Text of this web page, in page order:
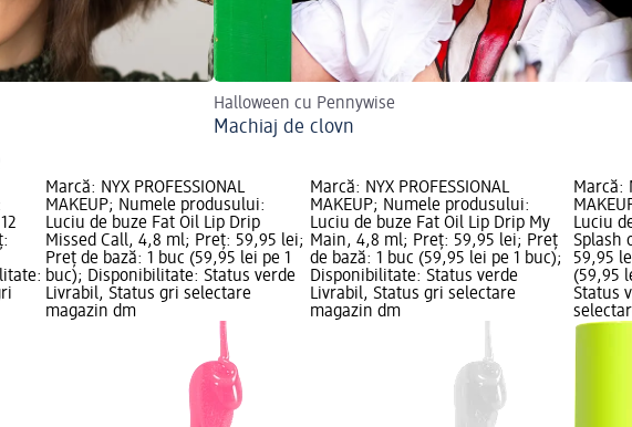
Halloween cu Pennywise
Machiaj de clovn
Marcă: NYX PROFESSIONAL
MAKEUP; Numele produsului:
Luciu de buze Fat Oil Lip Drip
Missed Call, 4,8 ml; Preț: 59,95 lei;
Preț de bază: 1 buc (59,95 lei pe 1
buc); Disponibilitate: Status verde
Livrabil, Status gri selectare
magazin dm
Marcă: NYX PROFESSIONAL
MAKEUP; Numele produsului:
Luciu de buze Fat Oil Lip Drip My
Main, 4,8 ml; Preț: 59,95 lei; Preț
de bază: 1 buc (59,95 lei pe 1 buc);
Disponibilitate: Status verde
Livrabil, Status gri selectare
magazin dm
Marcă:
Luciu
Splash
59,95
(59,95
Status